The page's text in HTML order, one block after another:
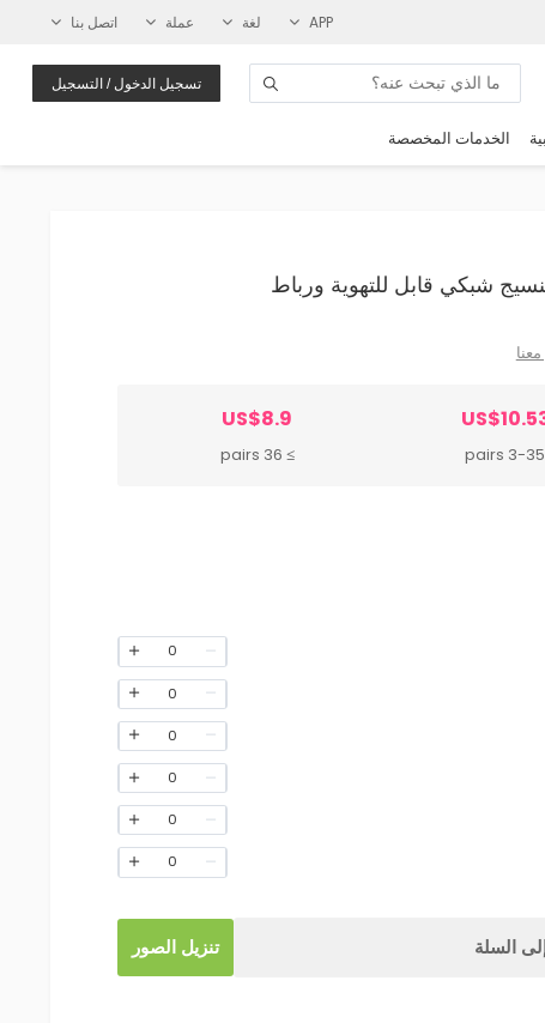
APP لغة عملة اتصل بنا
تسجيل الدخول / التسجيل
الخدمات المخصصة
3-35 pairs
US$8.9
≥ 36 pairs
0
0
0
0
0
0
السلة تنزيل الصور